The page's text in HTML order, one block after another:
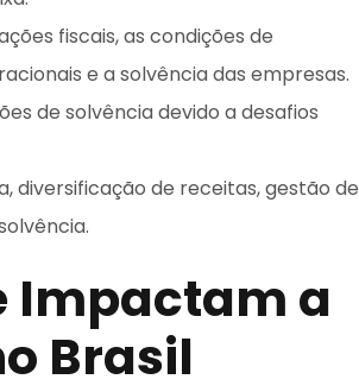
fiscais, as condições de
e a solvência das empresas.
de solvência devido a desafios
diversificação de receitas, gestão de
Impactam a
Brasil